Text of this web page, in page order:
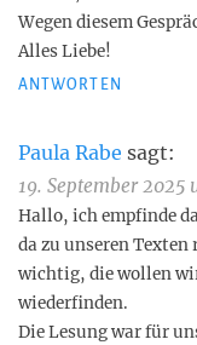
Wegen diesem
Alles Liebe!
ANTWORTEN
Paula Rabe sagt:
19. September 2025
Hallo, ich empfinde
da zu unseren
wichtig, die wollen
wiederfinden.
Die Lesung war für